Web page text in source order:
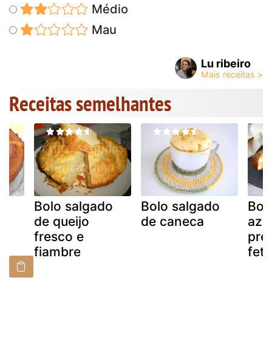
Médio
Mau
Lu ribeiro
Receitas semelhantes
Bolo salgado
de queijo
fresco e
fiambre
Bolo salgado
de caneca
feta